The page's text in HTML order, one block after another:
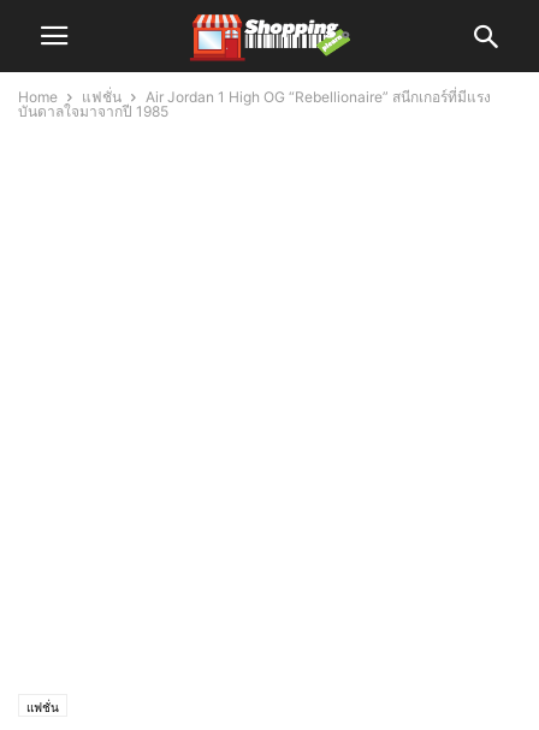
Home แฟชั่น
Air Jordan 1 High OG “Rebellionaire” สนีกเกอร์ที่มีแรง
บันดาลใจมาจากปี 1985
แฟชั่น